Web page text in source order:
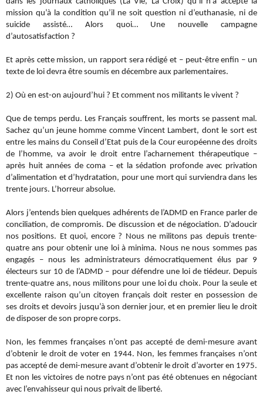
mission qu’à la condition qu’il ne soit question ni d’euthanasie, ni de
suicide assisté… Alors quoi… Une nouvelle campagne
d’autosatisfaction ?
Et après cette mission, un rapport sera rédigé et – peut-être enfin – un
texte de loi devra être soumis en décembre aux parlementaires.
2) Où en est-on aujourd’hui ? Et comment nos militants le vivent ?
Que de temps perdu. Les Français souffrent, les morts se passent mal.
Sachez qu’un jeune homme comme Vincent Lambert, dont le sort est
entre les mains du Conseil d’Etat puis de la Cour européenne des droits
de l’homme, va avoir le droit entre l’acharnement thérapeutique –
après huit années de coma – et la sédation profonde avec privation
d’alimentation et d’hydratation, pour une mort qui surviendra dans les
trente jours. L’horreur absolue.
Alors j’entends bien quelques adhérents de l’ADMD en France parler de
conciliation, de compromis. De discussion et de négociation. D’adoucir
nos positions. Et quoi, encore ? Nous ne militons pas depuis trente-
quatre ans pour obtenir une loi à minima. Nous ne nous sommes pas
engagés – nous les administrateurs démocratiquement élus par 9
électeurs sur 10 de l’ADMD – pour défendre une loi de tiédeur. Depuis
trente-quatre ans, nous militons pour une loi du choix. Pour la seule et
excellente raison qu’un citoyen français doit rester en possession de
ses droits et devoirs jusqu’à son dernier jour, et en premier lieu le droit
de disposer de son propre corps.
Non, les femmes françaises n’ont pas accepté de demi-mesure avant
d’obtenir le droit de voter en 1944. Non, les femmes françaises n’ont
pas accepté de demi-mesure avant d’obtenir le droit d’avorter en 1975.
Et non les victoires de notre pays n’ont pas été obtenues en négociant
avec l’envahisseur qui nous privait de liberté.